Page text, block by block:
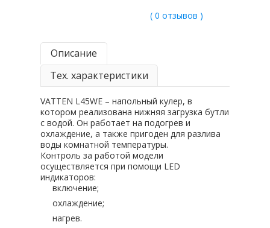
( 0 отзывов )
Описание
Тех. характеристики
VATTEN L45WE – напольный кулер, в
котором реализована нижняя загрузка бутли
с водой. Он работает на подогрев и
охлаждение, а также пригоден для разлива
воды комнатной температуры.
Контроль за работой модели
осуществляется при помощи LED
индикаторов:
включение;
охлаждение;
нагрев.